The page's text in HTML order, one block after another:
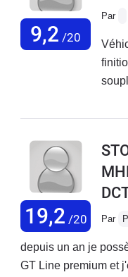
9,2 /20
Par
la
19,2 /20 Par
depuis un an je
GT Line premium et